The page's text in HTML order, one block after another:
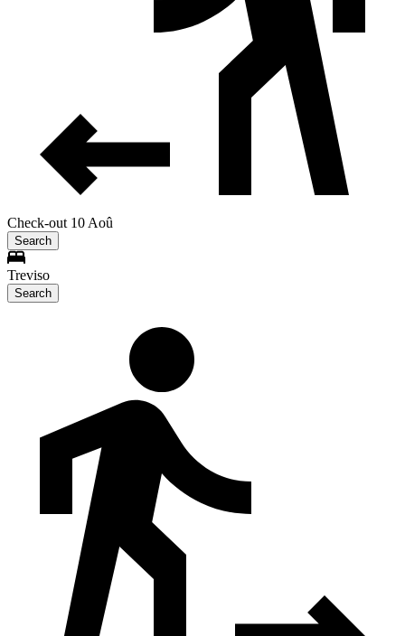
Check-out 10 Aoû
Search
Treviso
Search